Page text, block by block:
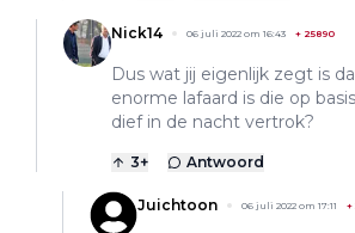
Nick14 06 juli 2022 om 16:43 + 25890
Dus wat jij eigenlijk zegt is
enorme lafaard is die op
dief in de nacht vertrok?
3+ Antwoord
Juichtoon 06 juli 2022 om 17:11 +